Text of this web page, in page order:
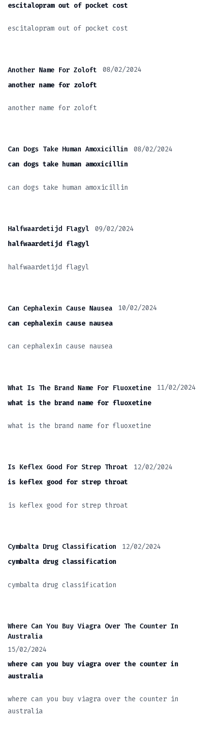
escitalopram out of pocket cost
escitalopram out of pocket cost
Another Name For Zoloft
08/02/2024
another name for zoloft
another name for zoloft
Can Dogs Take Human Amoxicillin
08/02/2024
can dogs take human amoxicillin
can dogs take human amoxicillin
Halfwaardetijd Flagyl
09/02/2024
halfwaardetijd flagyl
halfwaardetijd flagyl
Can Cephalexin Cause Nausea
10/02/2024
can cephalexin cause nausea
can cephalexin cause nausea
What Is The Brand Name For Fluoxetine
11/02/2024
what is the brand name for fluoxetine
what is the brand name for fluoxetine
Is Keflex Good For Strep Throat
12/02/2024
is keflex good for strep throat
is keflex good for strep throat
Cymbalta Drug Classification
12/02/2024
cymbalta drug classification
cymbalta drug classification
Where Can You Buy Viagra Over The Counter In
Australia
15/02/2024
where can you buy viagra over the counter in
australia
where can you buy viagra over the counter in
australia